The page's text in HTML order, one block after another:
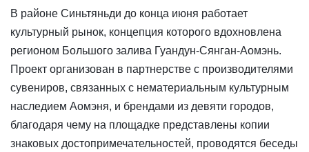
В районе Синьтяньди до конца июня работает
культурный рынок, концепция которого вдохновлена
регионом Большого залива Гуандун-Сянган-Аомэнь.
Проект организован в партнерстве с производителями
сувениров, связанных с нематериальным культурным
наследием Аомэня, и брендами из девяти городов,
благодаря чему на площадке представлены копии
знаковых достопримечательностей, проводятся беседы